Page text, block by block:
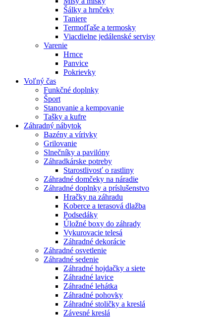
Šálky a hrnčeky
Taniere
Termofľaše a termosky
Viacdielne jedálenské servisy
Varenie
Hrnce
Panvice
Pokrievky
Voľný čas
Funkčné doplnky
Šport
Stanovanie a kempovanie
Tašky a kufre
Záhradný nábytok
Bazény a vírivky
Grilovanie
Slnečníky a pavilóny
Záhradkárske potreby
Starostlivosť o rastliny
Záhradné domčeky na náradie
Záhradné doplnky a príslušenstvo
Hračky na záhradu
Koberce a terasová dlažba
Podsedáky
Úložné boxy do záhrady
Vykurovacie telesá
Záhradné dekorácie
Záhradné osvetlenie
Záhradné sedenie
Záhradné hojdačky a siete
Záhradné lavice
Záhradné lehátka
Záhradné pohovky
Záhradné stoličky a kreslá
Závesné kreslá